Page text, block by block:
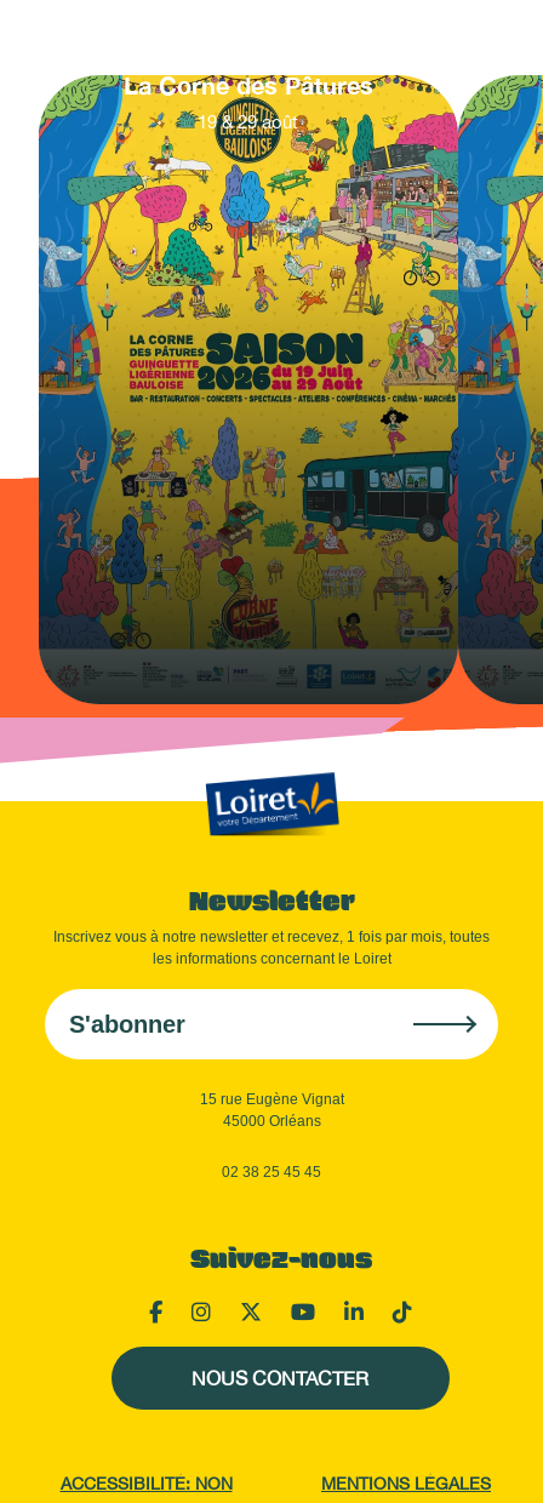
La Corne des Pâtures
19 & 29 août
Newsletter
Inscrivez vous à notre newsletter et recevez, 1 fois par mois, toutes
les informations concernant le Loiret
S'abonner
15 rue Eugène Vignat
45000 Orléans
02 38 25 45 45
Suivez-nous
NOUS CONTACTER
ACCESSIBILITÉ: NON
MENTIONS LÉGALES